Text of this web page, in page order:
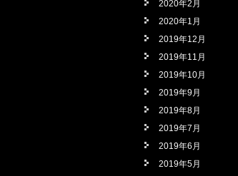
2020年2月
2020年1月
2019年12月
2019年11月
2019年10月
2019年9月
2019年8月
2019年7月
2019年6月
2019年5月